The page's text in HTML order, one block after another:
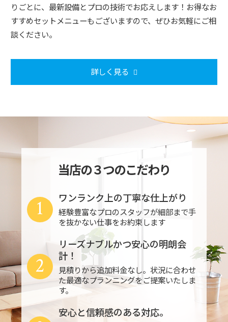
りごとに、最新設備とプロの技術でお応えします！お得なお
すすめセットメニューもございますので、ぜひお気軽にご相
談ください。
詳しく見る
当店の３つのこだわり
ワンランク上の丁寧な仕上がり
経験豊富なプロのスタッフが細部まで手
を抜かない仕事をお約束します
1
リーズナブルかつ安心の明朗会
計！
見積りから追加料金なし。状況に合わせ
た最適なプランニングをご提案いたしま
す。
2
安心と信頼感のある対応。